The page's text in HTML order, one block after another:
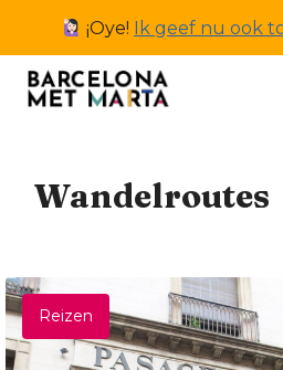
inhoud
¡Oye! Ik geef nu ook
Wandelroutes
Reizen